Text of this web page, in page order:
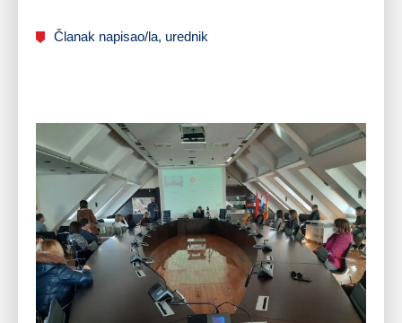
Članak napisao/la, urednik